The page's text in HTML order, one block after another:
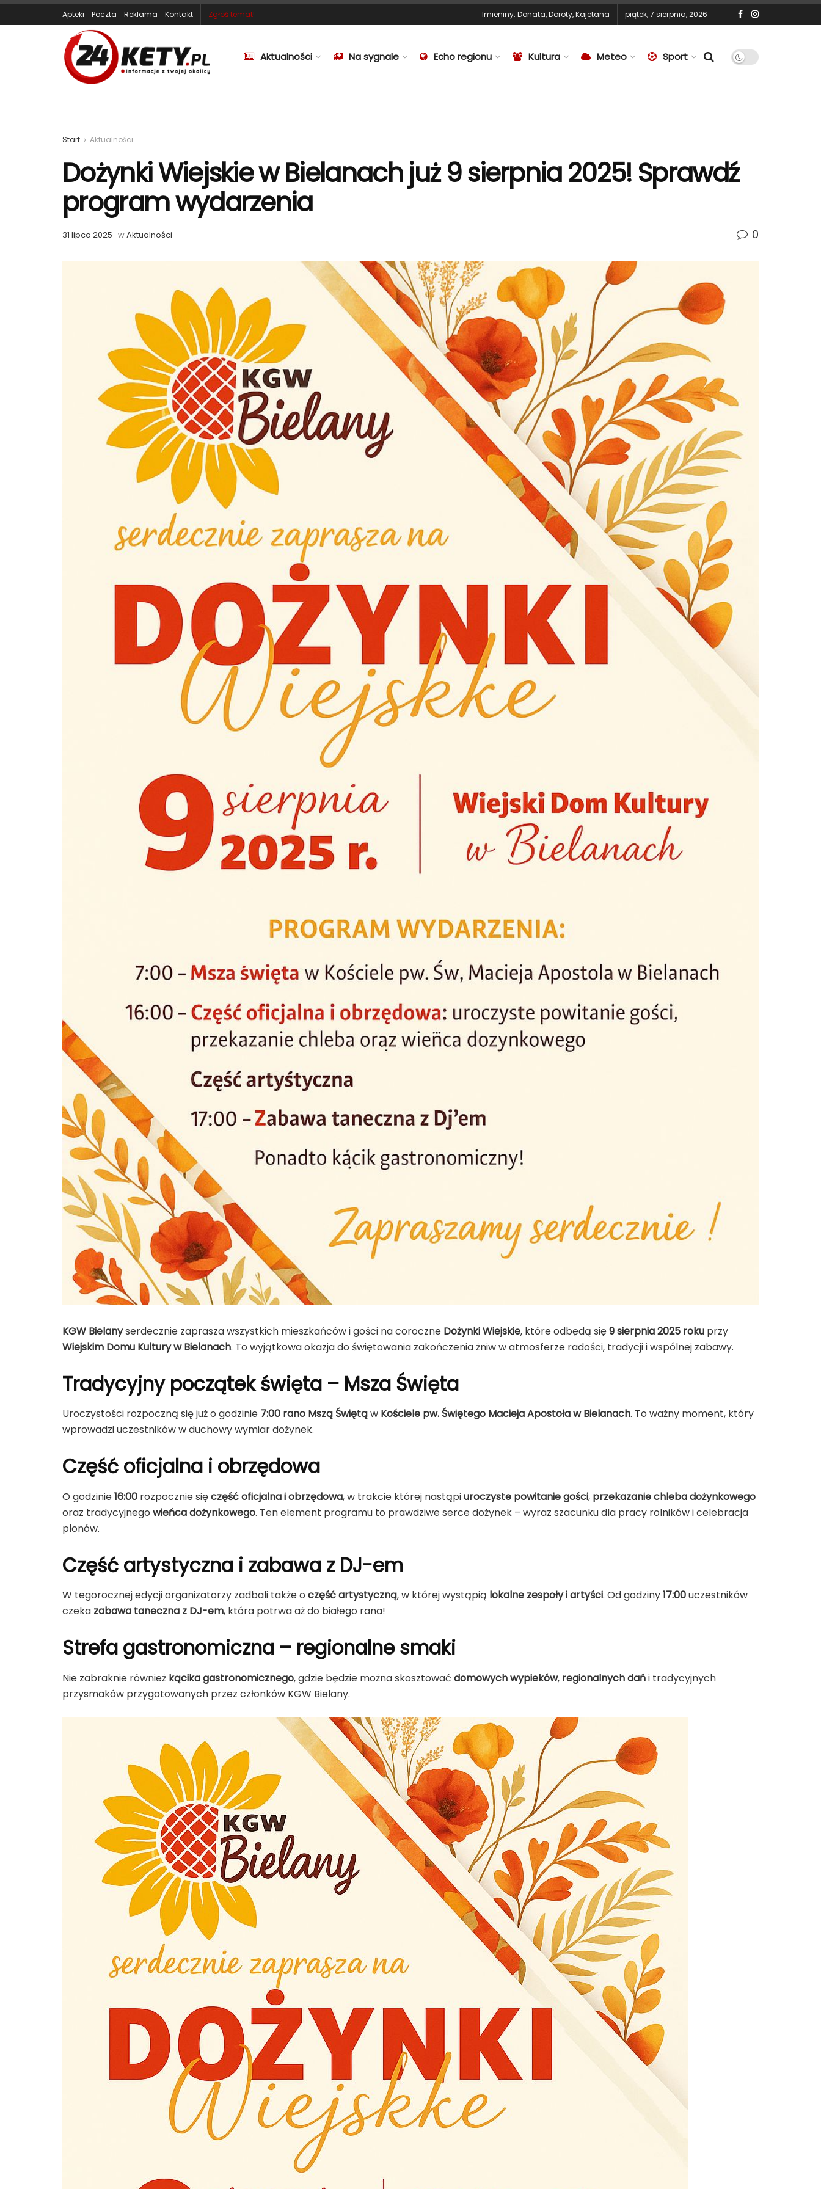
Apteki Poczta Reklama Kontakt Zgłoś temat! Imieniny: Donata,Doroty,Kajetana piątek, 7 sierpnia, 2026
Aktualności Na sygnale Echo regionu Kultura Meteo Sport
Start Aktualności
Dożynki Wiejskie w Bielanach już 9 sierpnia 2025! Sprawdź
program wydarzenia
31 lipca 2025 wAktualności 0
KGW Bielanyserdecznie zaprasza wszystkich mieszkańców i gości na coroczne Dożynki Wiejskie, które odbędą się9 sierpnia 2025 roku przy
Wiejskim Domu Kultury w Bielanach. To wyjątkowa okazja do świętowania zakończenia żniw w atmosferze radości, tradycji i wspólnej zabawy.
Tradycyjny początek święta – Msza Święta
Uroczystości rozpoczną się już o godzinie 7:00 rano Mszą Świętąw Kościele pw. Świętego Macieja Apostoła w Bielanach. To ważny moment, który
wprowadzi uczestników w duchowy wymiar dożynek.
Część oficjalna i obrzędowa
O godzinie16:00 rozpocznie sięczęść oficjalna i obrzędowa, w trakcie której nastąpiuroczyste powitanie gości, przekazanie chleba dożynkowego
oraz tradycyjnego wieńca dożynkowego. Ten element programu to prawdziwe serce dożynek – wyraz szacunku dla pracy rolników i celebracja
plonów.
Część artystyczna i zabawa z DJ-em
W tegorocznej edycji organizatorzy zadbali także o część artystyczną, w której wystąpią lokalne zespoły i artyści. Od godziny17:00uczestników
czeka zabawa taneczna z DJ-em, która potrwa aż do białego rana!
Strefa gastronomiczna – regionalne smaki
Nie zabraknie również kącika gastronomicznego, gdzie będzie można skosztować domowych wypieków, regionalnych dańi tradycyjnych
przysmaków przygotowanych przez członków KGW Bielany.